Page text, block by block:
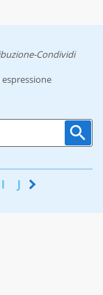
Condividi
I J K